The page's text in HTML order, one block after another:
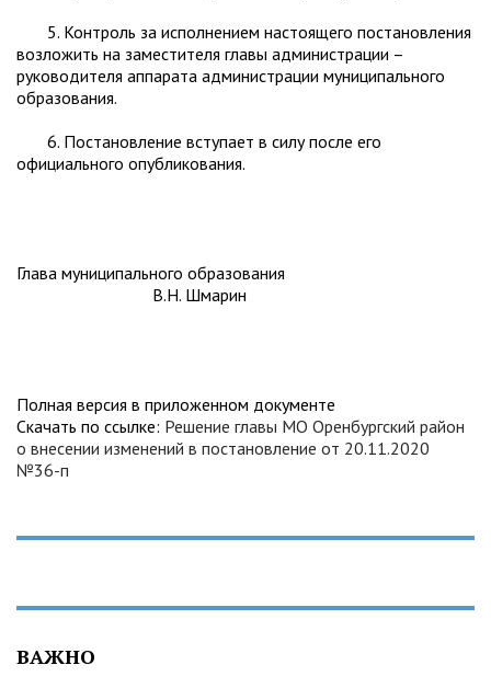
5. Контроль за исполнением настоящего постановления
возложить на заместителя главы администрации –
руководителя аппарата администрации муниципального
образования.
6. Постановление вступает в силу после его
официального опубликования.
Глава муниципального образования
В.Н. Шмарин
Полная версия в приложенном документе
Скачать по ссылке: Решение главы МО Оренбургский район
о внесении изменений в постановление от 20.11.2020
№36-п
ВАЖНО